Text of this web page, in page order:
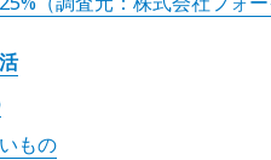
もの